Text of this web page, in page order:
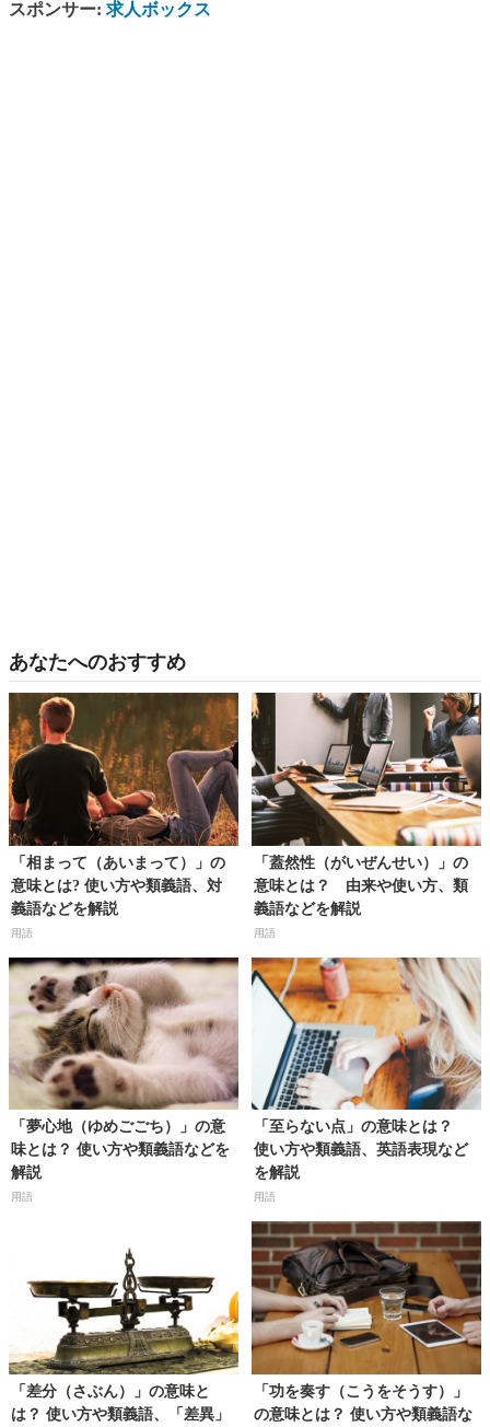
スポンサー: 求人ボックス
あなたへのおすすめ
「相まって（あいまって）」の
意味とは? 使い方や類義語、対
義語などを解説
用語
「蓋然性（がいぜんせい）」の
意味とは？ 由来や使い方、類
義語などを解説
用語
「夢心地（ゆめごごち）」の意
味とは？ 使い方や類義語などを
解説
用語
「至らない点」の意味とは？
使い方や類義語、英語表現など
を解説
用語
「差分（さぶん）」の意味と
は？ 使い方や類義語、「差異」
「功を奏す（こうをそうす）」
の意味とは？ 使い方や類義語な